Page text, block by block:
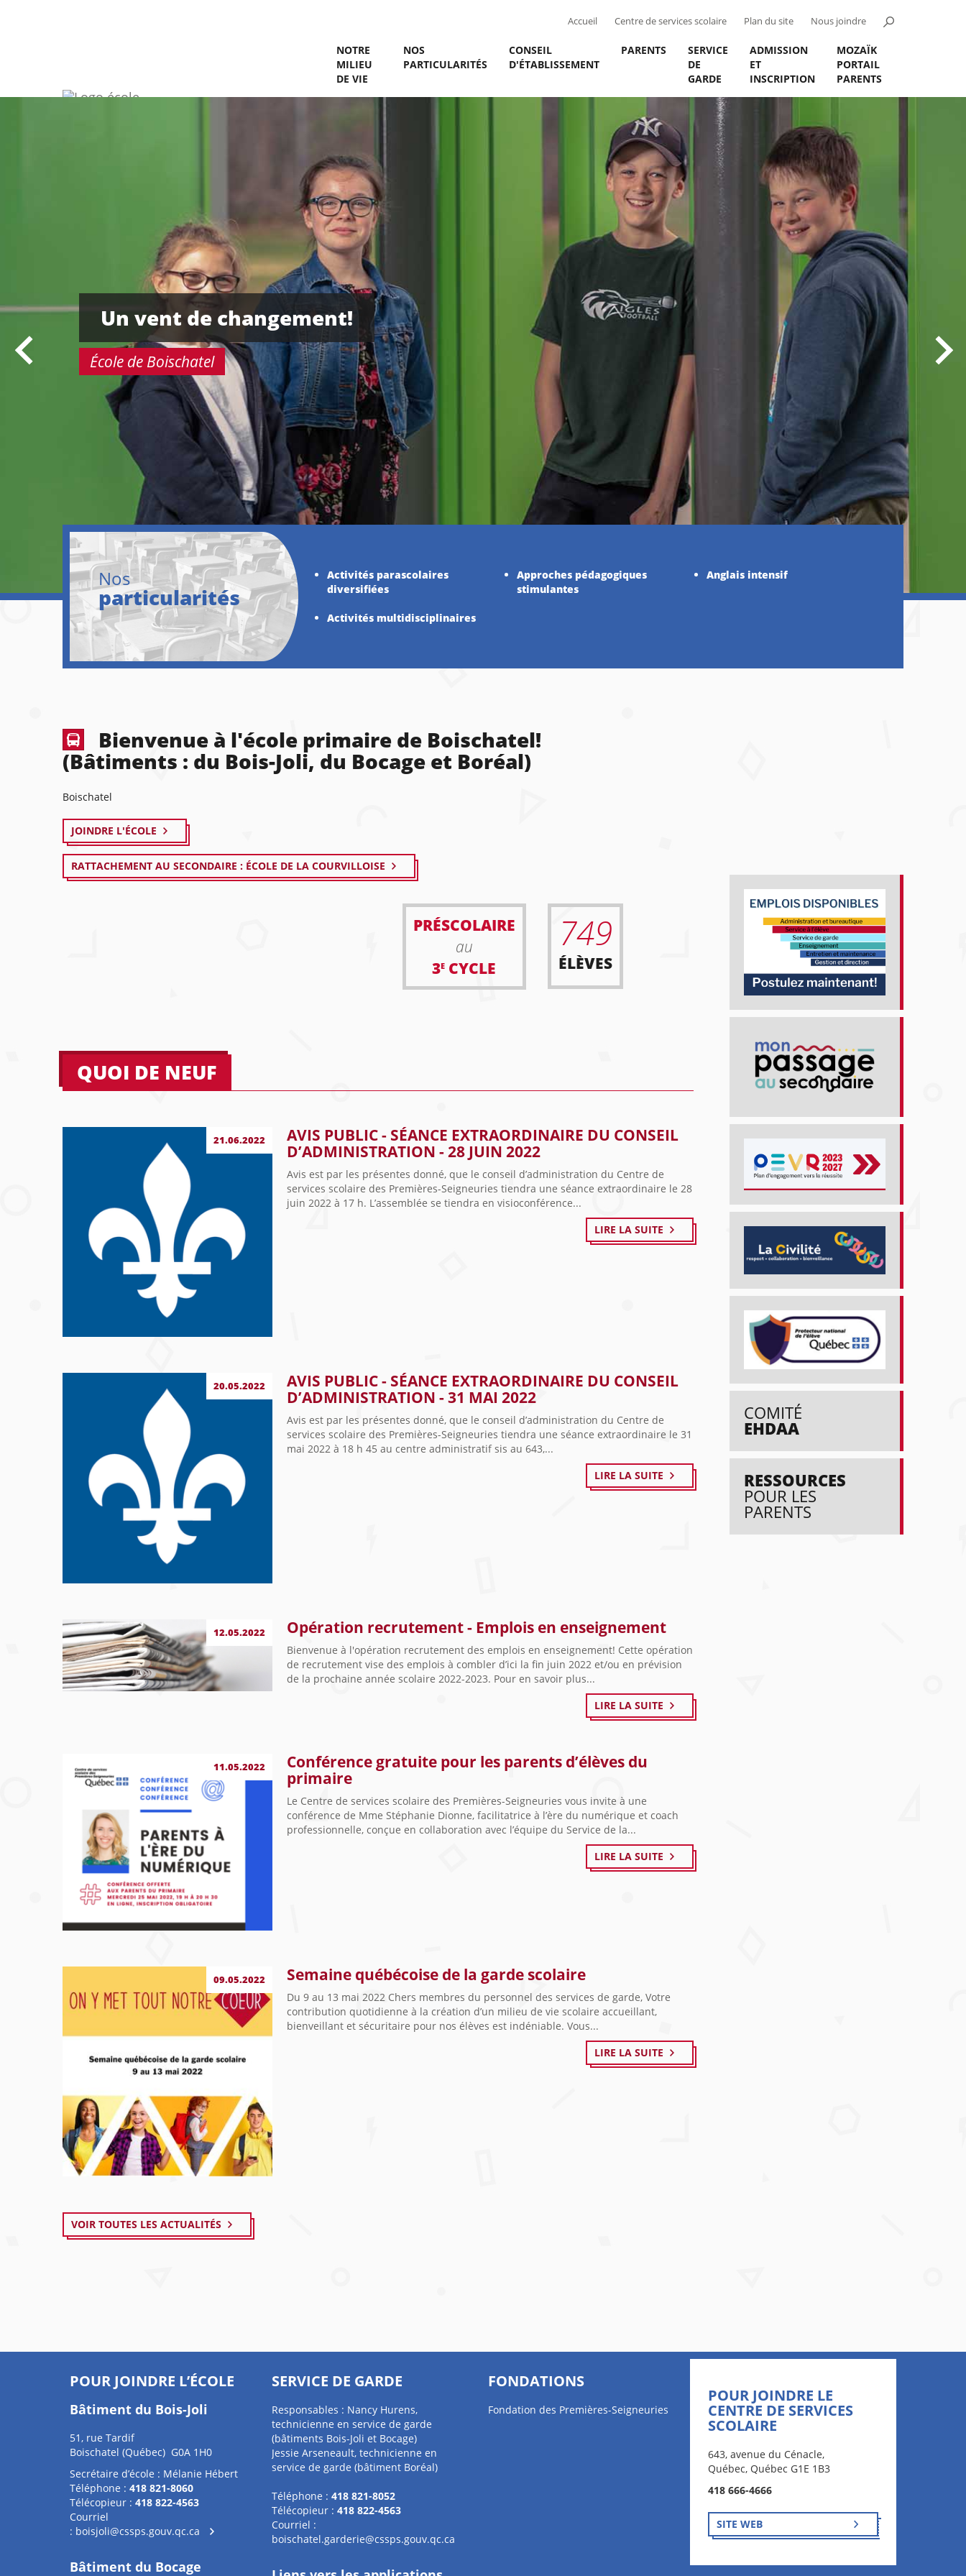
Accueil Centre de services scolaire Plan du site Nous joindre
NOTRE
MILIEU
DE VIE
NOS
PARTICULARITÉS
CONSEIL
D'ÉTABLISSEMENT
PARENTS
SERVICE
DE
GARDE
ADMISSION
ET
INSCRIPTION
MOZAÏK
PORTAIL
PARENTS
Un vent de changement!
École de Boischatel
Nos
particularités
Activités parascolaires
diversifiées
Approches pédagogiques
stimulantes
Anglais intensif
Activités multidisciplinaires
Bienvenue à l'école primaire de Boischatel!
(Bâtiments : du Bois-Joli, du Bocage et Boréal)
Boischatel
JOINDRE L'ÉCOLE
RATTACHEMENT AU SECONDAIRE : ÉCOLE DE LA COURVILLOISE
749
ÉLÈVES
PRÉSCOLAIRE
au
3E CYCLE
COMITÉ
EHDAA
RESSOURCES
POUR LES
PARENTS
QUOI DE NEUF
21.06.2022
AVIS PUBLIC - SÉANCE EXTRAORDINAIRE DU CONSEIL
D’ADMINISTRATION - 28 JUIN 2022
Avis est par les présentes donné, que le conseil d’administration du Centre de
services scolaire des Premières-Seigneuries tiendra une séance extraordinaire le 28
juin 2022 à 17 h. L’assemblée se tiendra en visioconférence...
LIRE LA SUITE
20.05.2022
AVIS PUBLIC - SÉANCE EXTRAORDINAIRE DU CONSEIL
D’ADMINISTRATION - 31 MAI 2022
Avis est par les présentes donné, que le conseil d’administration du Centre de
services scolaire des Premières-Seigneuries tiendra une séance extraordinaire le 31
mai 2022 à 18 h 45 au centre administratif sis au 643,...
LIRE LA SUITE
12.05.2022 Opération recrutement - Emplois en enseignement
Bienvenue à l'opération recrutement des emplois en enseignement! Cette opération
de recrutement vise des emplois à combler d’ici la fin juin 2022 et/ou en prévision
de la prochaine année scolaire 2022-2023. Pour en savoir plus...
LIRE LA SUITE
11.05.2022
Conférence gratuite pour les parents d’élèves du
primaire
Le Centre de services scolaire des Premières-Seigneuries vous invite à une
conférence de Mme Stéphanie Dionne, facilitatrice à l’ère du numérique et coach
professionnelle, conçue en collaboration avec l’équipe du Service de la...
LIRE LA SUITE
09.05.2022 Semaine québécoise de la garde scolaire
Du 9 au 13 mai 2022 Chers membres du personnel des services de garde, Votre
contribution quotidienne à la création d’un milieu de vie scolaire accueillant,
bienveillant et sécuritaire pour nos élèves est indéniable. Vous...
LIRE LA SUITE
VOIR TOUTES LES ACTUALITÉS
POUR JOINDRE L’ÉCOLE
Bâtiment du Bois-Joli
51, rue Tardif
Boischatel (Québec) G0A 1H0
Secrétaire d’école : Mélanie Hébert
Téléphone : 418 821-8060
Télécopieur : 418 822-4563
Courriel
: boisjoli@cssps.gouv.qc.ca
Bâtiment du Bocage
SERVICE DE GARDE
Responsables : Nancy Hurens,
technicienne en service de garde
(bâtiments Bois-Joli et Bocage)
Jessie Arseneault, technicienne en
service de garde (bâtiment Boréal)
Téléphone : 418 821-8052
Télécopieur : 418 822-4563
Courriel :
boischatel.garderie@cssps.gouv.qc.ca
FONDATIONS
Fondation des Premières-Seigneuries
POUR JOINDRE LE
CENTRE DE SERVICES
SCOLAIRE
643, avenue du Cénacle,
Québec, Québec G1E 1B3
418 666-4666
SITE WEB